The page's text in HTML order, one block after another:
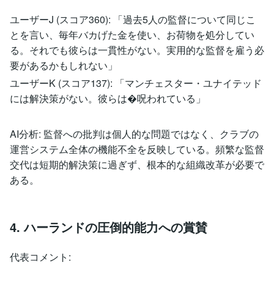
ユーザーJ (スコア360): 「過去5人の監督について同じこ
とを言い、毎年バカげた金を使い、お荷物を処分してい
る。それでも彼らは一貫性がない。実用的な監督を雇う必
要があるかもしれない」
ユーザーK (スコア137): 「マンチェスター・ユナイテッド
には解決策がない。彼らは�呪われている」
AI分析: 監督への批判は個人的な問題ではなく、クラブの
運営システム全体の機能不全を反映している。頻繁な監督
交代は短期的解決策に過ぎず、根本的な組織改革が必要で
ある。
4. ハーランドの圧倒的能力への賞賛
代表コメント: